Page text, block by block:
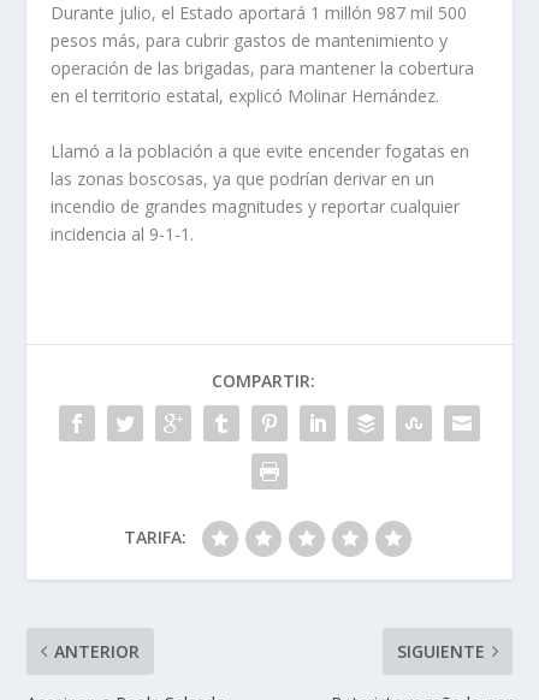
Durante julio, el Estado aportará 1 millón 987 mil 500
pesos más, para cubrir gastos de mantenimiento y
operación de las brigadas, para mantener la cobertura
en el territorio estatal, explicó Molinar Hernández.
Llamó a la población a que evite encender fogatas en
las zonas boscosas, ya que podrían derivar en un
incendio de grandes magnitudes y reportar cualquier
incidencia al 9-1-1.
COMPARTIR:
TARIFA:
ANTERIOR SIGUIENTE